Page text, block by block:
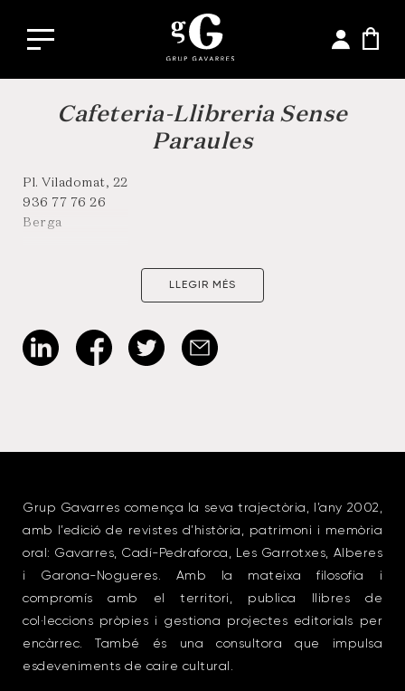
Cafeteria-Llibreria Sense
Paraules
Pl. Viladomat, 22
936 77 76 26
Berga
LLEGIR MÉS
Grup Gavarres comença la seva trajectòria, l’any 2002,
amb l’edició de revistes d’història, patrimoni i memòria
oral: Gavarres, Cadí-Pedraforca, Les Garrotxes, Alberes
i Garona-Nogueres. Amb la mateixa filosofia i
compromís amb el territori, publica llibres de
col·leccions pròpies i gestiona projectes editorials per
encàrrec. També és una consultora que impulsa
esdeveniments de caire cultural.